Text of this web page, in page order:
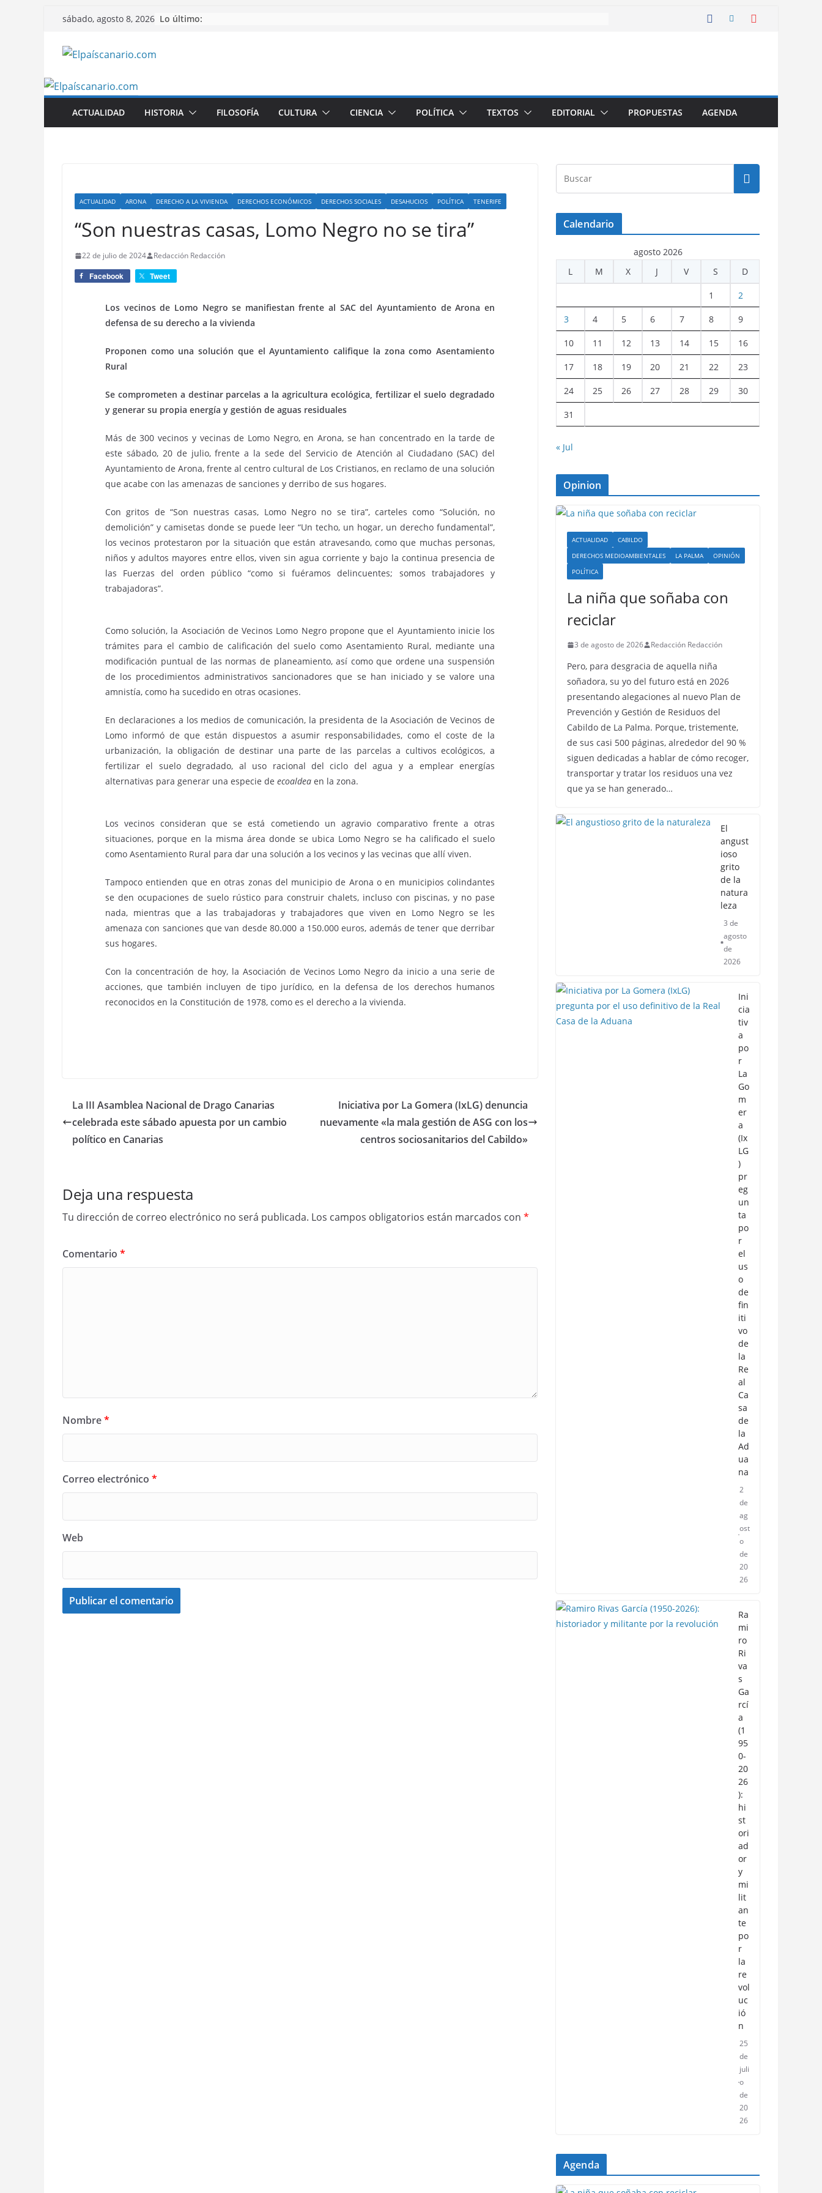
Saltar
contenido
sábado, agosto 8, 2026 Lo último:
ACTUALIDAD HISTORIA FILOSOFÍA CULTURA CIENCIA POLÍTICA TEXTOS EDITORIAL PROPUESTAS AGENDA
ACTUALIDAD ARONA DERECHO A LA VIVIENDA DERECHOS ECONÓMICOS DERECHOS SOCIALES DESAHUCIOS POLÍTICA TENERIFE
“Son nuestras casas, Lomo Negro no se tira”
22 de julio de 2024 Redacción Redacción
Facebook Tweet
Los vecinos de Lomo Negro se manifiestan frente al SAC del Ayuntamiento de Arona en
defensa de su derecho a la vivienda
Proponen como una solución que el Ayuntamiento califique la zona como Asentamiento
Rural
Se comprometen a destinar parcelas a la agricultura ecológica, fertilizar el suelo degradado
y generar su propia energía y gestión de aguas residuales
Más de 300 vecinos y vecinas de Lomo Negro, en Arona, se han concentrado en la tarde de
este sábado, 20 de julio, frente a la sede del Servicio de Atención al Ciudadano (SAC) del
Ayuntamiento de Arona, frente al centro cultural de Los Cristianos, en reclamo de una solución
que acabe con las amenazas de sanciones y derribo de sus hogares.
Con gritos de “Son nuestras casas, Lomo Negro no se tira”, carteles como “Solución, no
demolición” y camisetas donde se puede leer “Un techo, un hogar, un derecho fundamental”,
los vecinos protestaron por la situación que están atravesando, como que muchas personas,
niños y adultos mayores entre ellos, viven sin agua corriente y bajo la continua presencia de
las Fuerzas del orden público “como si fuéramos delincuentes; somos trabajadores y
trabajadoras”.
Como solución, la Asociación de Vecinos Lomo Negro propone que el Ayuntamiento inicie los
trámites para el cambio de calificación del suelo como Asentamiento Rural, mediante una
modificación puntual de las normas de planeamiento, así como que ordene una suspensión
de los procedimientos administrativos sancionadores que se han iniciado y se valore una
amnistía, como ha sucedido en otras ocasiones.
En declaraciones a los medios de comunicación, la presidenta de la Asociación de Vecinos de
Lomo informó de que están dispuestos a asumir responsabilidades, como el coste de la
urbanización, la obligación de destinar una parte de las parcelas a cultivos ecológicos, a
fertilizar el suelo degradado, al uso racional del ciclo del agua y a emplear energías
alternativas para generar una especie de ecoaldea en la zona.
Los vecinos consideran que se está cometiendo un agravio comparativo frente a otras
situaciones, porque en la misma área donde se ubica Lomo Negro se ha calificado el suelo
como Asentamiento Rural para dar una solución a los vecinos y las vecinas que allí viven.
Tampoco entienden que en otras zonas del municipio de Arona o en municipios colindantes
se den ocupaciones de suelo rústico para construir chalets, incluso con piscinas, y no pase
nada, mientras que a las trabajadoras y trabajadores que viven en Lomo Negro se les
amenaza con sanciones que van desde 80.000 a 150.000 euros, además de tener que derribar
sus hogares.
Con la concentración de hoy, la Asociación de Vecinos Lomo Negro da inicio a una serie de
acciones, que también incluyen de tipo jurídico, en la defensa de los derechos humanos
reconocidos en la Constitución de 1978, como es el derecho a la vivienda.
La III Asamblea Nacional de Drago Canarias
celebrada este sábado apuesta por un cambio
político en Canarias
Iniciativa por La Gomera (IxLG) denuncia
nuevamente «la mala gestión de ASG con los
centros sociosanitarios del Cabildo»
Deja una respuesta
Tu dirección de correo electrónico no será publicada. Los campos obligatorios están marcados con *
Comentario *
Nombre*
Correo electrónico *
Web
Calendario
agosto 2026
L
M X J V S D
1 2
3 4 5 6 7 8 9
10 11 12 13 14 15 16
17 18 19 20 21 22 23
24 25 26 27 28 29 30
31
« Jul
Opinion
ACTUALIDAD
CABILDO
DERECHOS MEDIOAMBIENTALES
LA PALMA
OPINIÓN
POLÍTICA
La niña que soñaba con
reciclar
3 de agosto de 2026 Redacción Redacción
Pero, para desgracia de aquella niña
soñadora, su yo del futuro está en 2026
presentando alegaciones al nuevo Plan de
Prevención y Gestión de Residuos del
Cabildo de La Palma. Porque, tristemente,
de sus casi 500 páginas, alrededor del 90 %
siguen dedicadas a hablar de cómo recoger,
transportar y tratar los residuos una vez
que ya se han generado…
El
angust
ioso
grito
de la
natura
leza
3 de
agosto
de
2026
Ini
cia
tiv
a
po
r
La
Go
m
er
a
(Ix
LG
)
pr
eg
un
ta
po
r
el
us
o
de
fin
iti
vo
de
la
Re
al
Ca
sa
de
la
Ad
ua
na
2
de
ag
ost
o
de
20
26
Ra
mi
ro
Ri
va
s
Ga
rcí
a
(1
95
0-
20
26
):
hi
st
ori
ad
or
y
mi
lit
an
te
po
r
la
re
vol
uc
ió
n
25
de
juli
o
de
20
26
Agenda